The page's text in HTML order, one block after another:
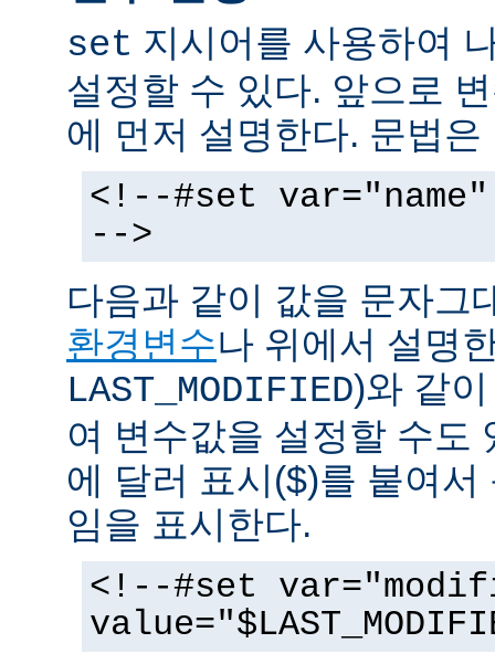
set 지시어를 사용하여
설정할 수 있다. 앞으로
에 먼저 설명한다. 문법은
<!--#set
-->
다음과 같이 값을 문자그
환경변수나 위에서 설명
LAST_MODIFIED)와 같
여 변수값을 설정할 수도
에 달러 표시($)를 붙여
임을 표시한다.
<!--#set